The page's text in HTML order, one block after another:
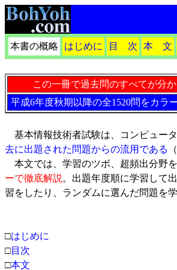
本書の概略 はじめに 目 次 本 文
この一冊で過去問のすべてが分
平成6年度秋期以降の全1520問をカラ
基本情報技術者試験は、コンピュー
去に出題された問題からの流用である
本文では、学習のツボ、超頻出分野
ーで徹底解説 。出題年度順に学習して
習をしたり、ランダムに選んだ問題を
□はじめに
□目次
□本文